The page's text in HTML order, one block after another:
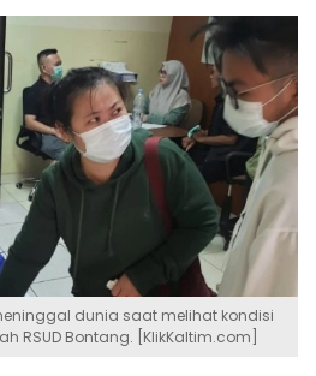
dunia saat melihat kondisi
RSUD Bontang. [KlikKaltim.com]